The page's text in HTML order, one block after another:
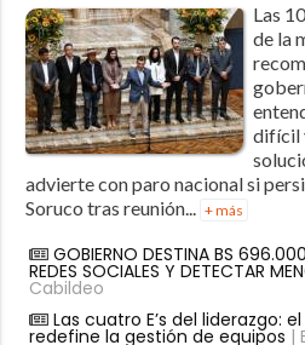
Las
de la
difícil
advierte con paro nacional si
Soruco tras reunión... + más
GOBIERNO DESTINA BS
REDES SOCIALES Y DETECTAR
Cabildeo
Las cuatro E’s del liderazgo:
redefine la gestión de equipos |